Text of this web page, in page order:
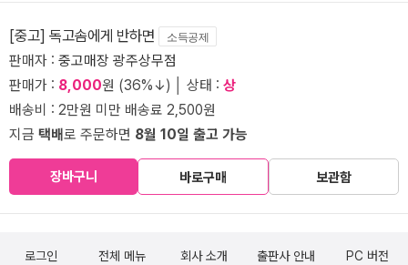
[중고] 독고솜에게 반하면 소득공제
판매자 : 중고매장 광주상무점
판매가 : 8,000원 (36%↓) │ 상태 : 상
배송비 : 2만원 미만 배송료 2,500원
지금 택배로 주문하면 8월 10일 출고 가능
장바구니 바로구매 보관함
로그인 전체 메뉴 회사 소개 출판사 안내 PC 버전